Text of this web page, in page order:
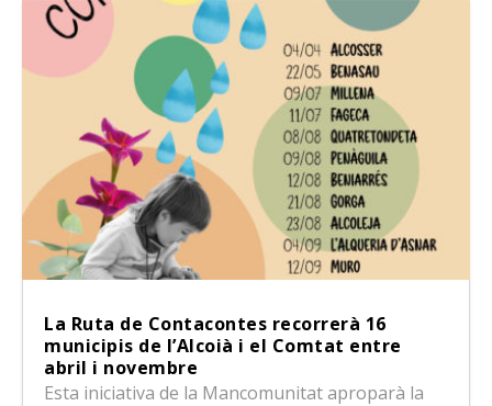
La Ruta de Contacontes recorrerà 16
municipis de l’Alcoià i el Comtat entre
abril i novembre
Esta iniciativa de la Mancomunitat aproparà la